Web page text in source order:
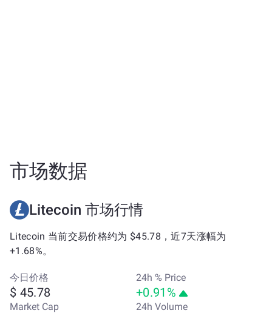
市场数据
Litecoin 市场行情
Litecoin 当前交易价格约为 $45.78，近7天涨幅为
+1.68%。
今日价格
$ 45.78
24h % Price
+0.91%
Market Cap 24h Volume